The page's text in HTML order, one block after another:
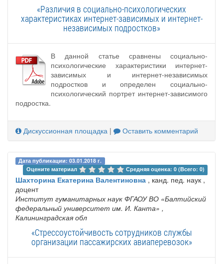
«Различия в социально-психологических
характеристиках интернет-зависимых и интернет-
независимых подростков»
В данной статье сравнены социально-
психологические характеристики интернет-
зависимых и интернет-независимых
подростков и определен социально-
психологический портрет интернет-зависимого
подростка.
Дискуссионная площадка | Оставить комментарий
Дата публикации: 03.01.2018 г.
Оцените материал
Средняя оценка: 0 (Всего: 0)
Шахторина Екатерина Валентиновна , канд. пед. наук ,
доцент
Институт гуманитарных наук ФГАОУ ВО «Балтийский
федеральный университет им. И. Канта» ,
Калининградская обл
«Стрессоустойчивость сотрудников службы
организации пассажирских авиаперевозок»